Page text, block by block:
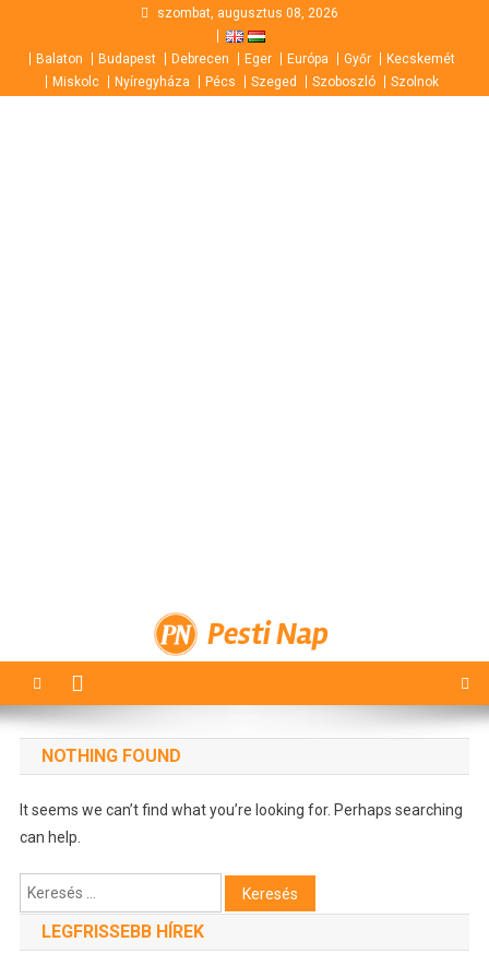
content
szombat, augusztus 08, 2026
Balaton Budapest Debrecen Eger Európa Győr
Kecskemét
Miskolc
Nyíregyháza Pécs Szeged Szoboszló Szolnok
Pesti Nap
NOTHING FOUND
It seems we can’t find what you’re looking for. Perhaps searching
can help.
Keresés:
LEGFRISSEBB HÍREK